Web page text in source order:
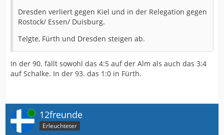
Dresden verliert gegen Kiel und in der Relegation gegen
Rostock/ Essen/ Duisburg.
Telgte, Fürth und Dresden steigen ab.
In der 90. fällt sowohl das 4:5 auf der Alm als auch das 3:4
auf Schalke. In der 93. das 1:0 in Fürth.
Online 12freunde
Erleuchteter